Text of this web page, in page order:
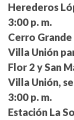
Herederos
3:00 p. m.
Cerro Grande
Villa Unión
Flor 2 y San
Villa Unión,
3:00 p. m.
Estación La